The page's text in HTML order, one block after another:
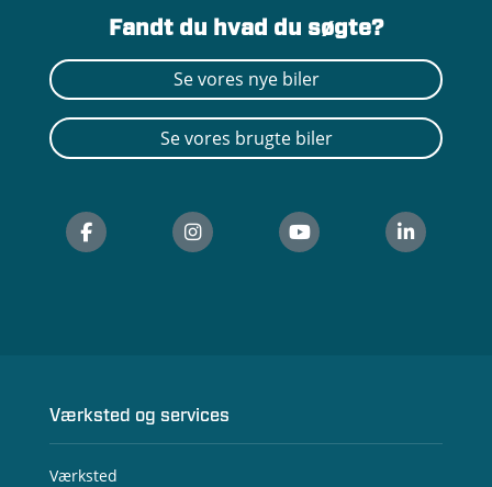
Fandt du hvad du søgte?
Se vores nye biler
Se vores brugte biler
Værksted og services
Værksted